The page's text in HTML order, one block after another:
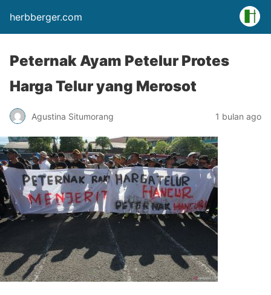
herbberger.com
Peternak Ayam Petelur Protes
Harga Telur yang Merosot
Agustina Situmorang 1 bulan ago